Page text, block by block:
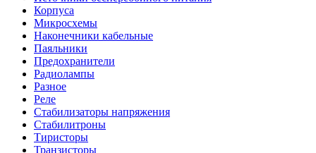
Корпуса
Микросхемы
Наконечники кабельные
Паяльники
Предохранители
Радиолампы
Разное
Реле
Стабилизаторы напряжения
Стабилитроны
Тиристоры
Транзисторы